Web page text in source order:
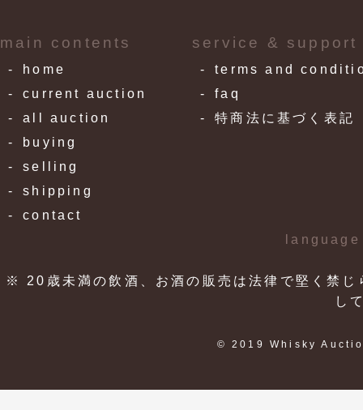
main contents
home
current auction
all auction
buying
selling
shipping
contact
service & support
terms and
faq
特商法に基づく表記
※ 20歳未満の飲酒、お酒の販売は法律で堅く禁
し
© 2019 Whisky